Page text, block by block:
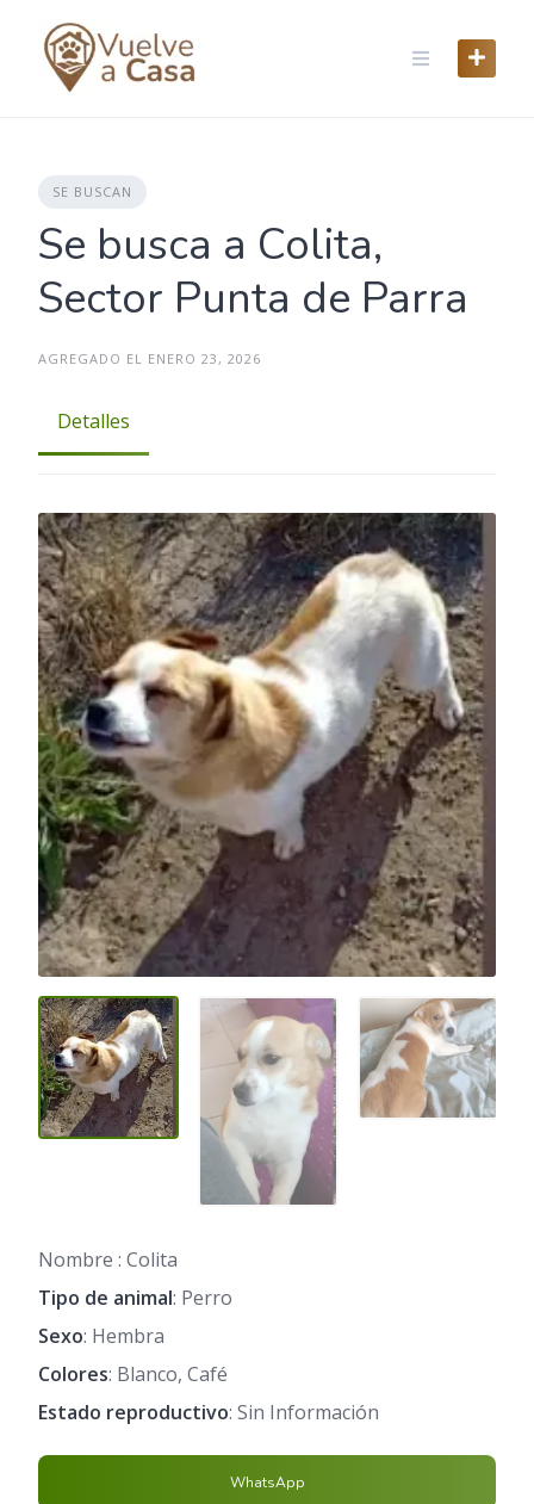
content
SE BUSCAN
Se busca a Colita,
Sector Punta de Parra
AGREGADO EL ENERO 23, 2026
Detalles
Nombre : Colita
Tipo de animal: Perro
Sexo: Hembra
Colores: Blanco, Café
Estado reproductivo: Sin Información
WhatsApp